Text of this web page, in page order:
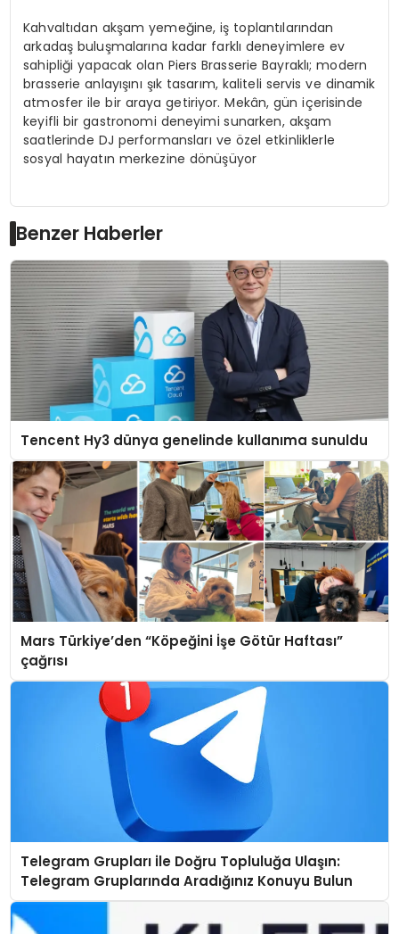
Kahvaltıdan akşam yemeğine, iş toplantılarından
arkadaş buluşmalarına kadar farklı deneyimlere ev
sahipliği yapacak olan Piers Brasserie Bayraklı; modern
brasserie anlayışını şık tasarım, kaliteli servis ve dinamik
atmosfer ile bir araya getiriyor. Mekân, gün içerisinde
keyifli bir gastronomi deneyimi sunarken, akşam
saatlerinde DJ performansları ve özel etkinliklerle
sosyal hayatın merkezine dönüşüyor
Benzer Haberler
Tencent Hy3 dünya genelinde kullanıma sunuldu
Mars Türkiye’den “Köpeğini İşe Götür Haftası”
çağrısı
Telegram Grupları ile Doğru Topluluğa Ulaşın:
Telegram Gruplarında Aradığınız Konuyu Bulun